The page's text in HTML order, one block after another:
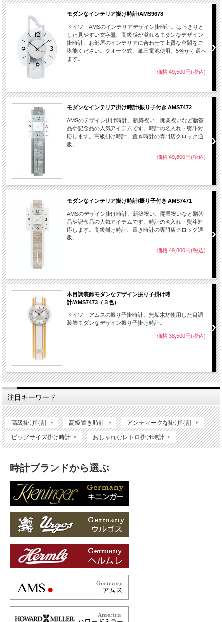
モダンなインテリア掛け時計/AMS9678
ドイツ・AMSのインテリアデザイン掛時計。はっきりと
した見やすい文字盤、高級感が溢れるモダンなデザイン
掛時計、お部屋のインテリアに合わせて上質な空間をご
堪能ください。クオーツ式、単三電池使用。5色から選べ
ます。
価格:49,500円(税込)
モダンなインテリア掛け時計/振り子付き AMS7472
AMSのデザイン掛け時計。新築祝い、開業祝いなど贈答
品や記念品の人気アイテムです。時計の名入れ・熨斗対
応します。高級掛け時計、置き時計の専門店クロック通
販。
価格:49,800円(税込)
モダンなインテリア掛け時計/振り子付き AMS7471
AMSのデザイン掛け時計。新築祝い、開業祝いなど贈答
品や記念品の人気アイテムです。時計の名入れ・熨斗対
応します。高級掛け時計、置き時計の専門店クロック通
販。
価格:49,800円(税込)
木目調装飾モダンなデザイン振り子掛け時
計/AMS7473（３色）
ドイツ・アムスの振り子掛時計。無垢木材使用した目調
装飾モダンなデザイン振り子掛け時計。
価格:38,500円(税込)
注目キーワード
高級掛け時計 高級置き時計 アンティークな掛け時計
ビッグサイズ掛け時計 おしゃれなレトロ掛け時計
時計ブランドから選ぶ